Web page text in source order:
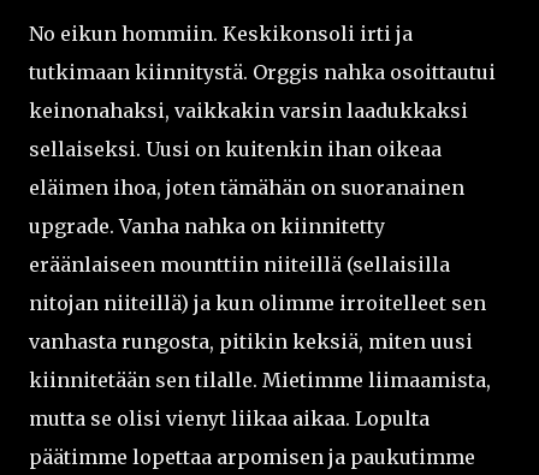
No eikun hommiin. Keskikonsoli irti ja
tutkimaan kiinnitystä. Orggis nahka osoittautui
keinonahaksi, vaikkakin varsin laadukkaksi
sellaiseksi. Uusi on kuitenkin ihan oikeaa
eläimen ihoa, joten tämähän on suoranainen
upgrade. Vanha nahka on kiinnitetty
eräänlaiseen mounttiin niiteillä (sellaisilla
nitojan niiteillä) ja kun olimme irroitelleet sen
vanhasta rungosta, pitikin keksiä, miten uusi
kiinnitetään sen tilalle. Mietimme liimaamista,
mutta se olisi vienyt liikaa aikaa. Lopulta
päätimme lopettaa arpomisen ja paukutimme